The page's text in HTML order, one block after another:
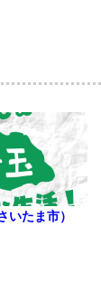
たま市）